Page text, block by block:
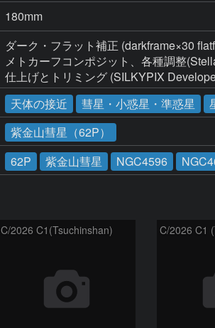
180mm
ダーク・フラット補正 (darkframe×30
メトカーフコンポジット、各種調整
仕上げとトリミング (SILKYPIX
天体の接近 彗星・小惑星・準惑星
紫金山彗星（62P）
62P 紫金山彗星 NGC4596
C/2026 C1(Tsuchinshan)